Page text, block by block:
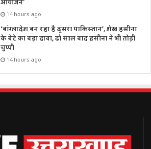
14 hours ago
‘बांग्लादेश बन रहा है दूसरा पाकिस्तान’, शेख हसीना
के बेटे का बड़ा दावा, दो साल बाद हसीना ने भी तोड़ी
चुप्पी
14 hours ago